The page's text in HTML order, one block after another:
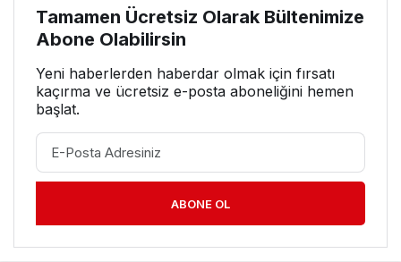
Tamamen Ücretsiz Olarak Bültenimize
Abone Olabilirsin
Yeni haberlerden haberdar olmak için fırsatı
kaçırma ve ücretsiz e-posta aboneliğini hemen
başlat.
ABONE OL